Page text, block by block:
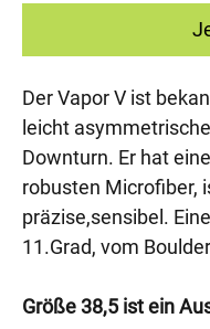
Der Vapor V ist
leicht
Downturn. Er hat
robusten Microfiber,
präzise,sensibel.
11.Grad, vom
Größe 38,5 ist ein